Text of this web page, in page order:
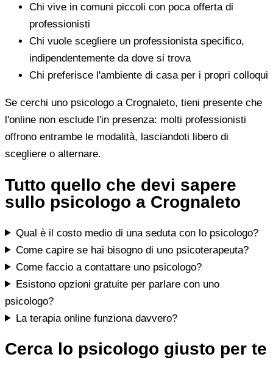
Chi vive in comuni piccoli con poca offerta di
professionisti
Chi vuole scegliere un professionista specifico,
indipendentemente da dove si trova
Chi preferisce l'ambiente di casa per i propri colloqui
Se cerchi uno psicologo a Crognaleto, tieni presente che
l'online non esclude l'in presenza: molti professionisti
offrono entrambe le modalità, lasciandoti libero di
scegliere o alternare.
Tutto quello che devi sapere
sullo psicologo a Crognaleto
Qual è il costo medio di una seduta con lo psicologo?
Come capire se hai bisogno di uno psicoterapeuta?
Come faccio a contattare uno psicologo?
Esistono opzioni gratuite per parlare con uno
psicologo?
La terapia online funziona davvero?
Cerca lo psicologo giusto per te